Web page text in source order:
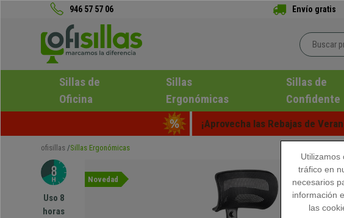
946 57 57 06 Envío gratis
Sillas de
Oficina
Sillas
Ergonómicas
Sillas de
Confidente
¡Aprovecha las Rebajas de
ofisillas Sillas Ergonómicas
Uso 8
horas
Novedad
Utilizamos
tráfico en
necesarios
información
las